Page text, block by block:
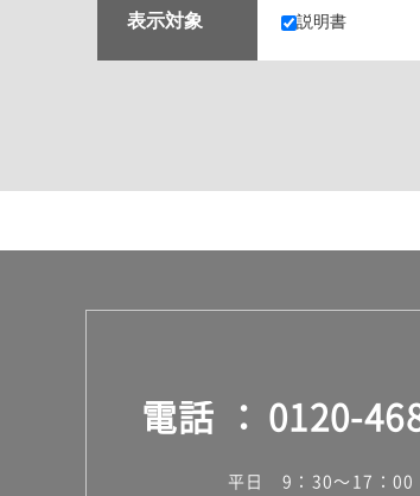
止水栓・排
ミラー（鏡
ランドリ
タイル
外壁タイル
洗面台タイ
屋内床タイ
表示対象 説明書
電話 0120-
平日 9：30～17：00